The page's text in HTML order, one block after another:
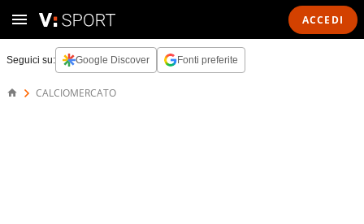
ACCEDI
Seguici su: Google Discover Fonti preferite
CALCIOMERCATO